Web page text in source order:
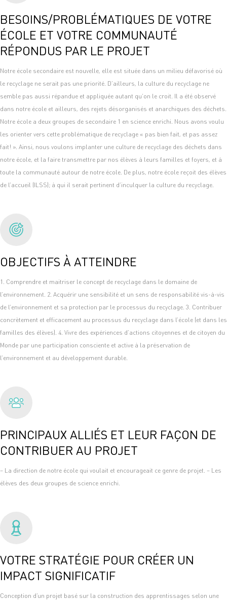
BESOINS/PROBLÉMATIQUES DE VOTRE
ÉCOLE ET VOTRE COMMUNAUTÉ
RÉPONDUS PAR LE PROJET
Notre école secondaire est nouvelle, elle est située dans un milieu défavorisé où
le recyclage ne serait pas une priorité. D’ailleurs, la culture du recyclage ne
semble pas aussi répandue et appliquée autant qu’on le croit. Il a été observé
dans notre école et ailleurs, des rejets désorganisés et anarchiques des déchets.
Notre école a deux groupes de secondaire 1 en science enrichi. Nous avons voulu
les orienter vers cette problématique de recyclage « pas bien fait, et pas assez
fait! ». Ainsi, nous voulons implanter une culture de recyclage des déchets dans
notre école, et la faire transmettre par nos élèves à leurs familles et foyers, et à
toute la communauté autour de notre école. De plus, notre école reçoit des élèves
de l’accueil (ILSS); à qui il serait pertinent d’inculquer la culture du recyclage.
OBJECTIFS À ATTEINDRE
1. Comprendre et maitriser le concept de recyclage dans le domaine de
l’environnement. 2. Acquérir une sensibilité et un sens de responsabilité vis-à-vis
de l’environnement et sa protection par le processus du recyclage. 3. Contribuer
concrètement et efficacement au processus du recyclage dans l’école (et dans les
familles des élèves). 4. Vivre des expériences d’actions citoyennes et de citoyen du
Monde par une participation consciente et active à la préservation de
l’environnement et au développement durable.
PRINCIPAUX ALLIÉS ET LEUR FAÇON DE
CONTRIBUER AU PROJET
– La direction de notre école qui voulait et encourageait ce genre de projet. – Les
élèves des deux groupes de science enrichi.
VOTRE STRATÉGIE POUR CRÉER UN
IMPACT SIGNIFICATIF
Conception d’un projet basé sur la construction des apprentissages selon une